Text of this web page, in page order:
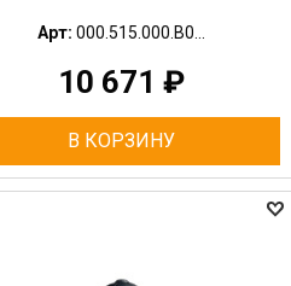
Арт: 000.515.000.B0...
10 671 ₽
В КОРЗИНУ